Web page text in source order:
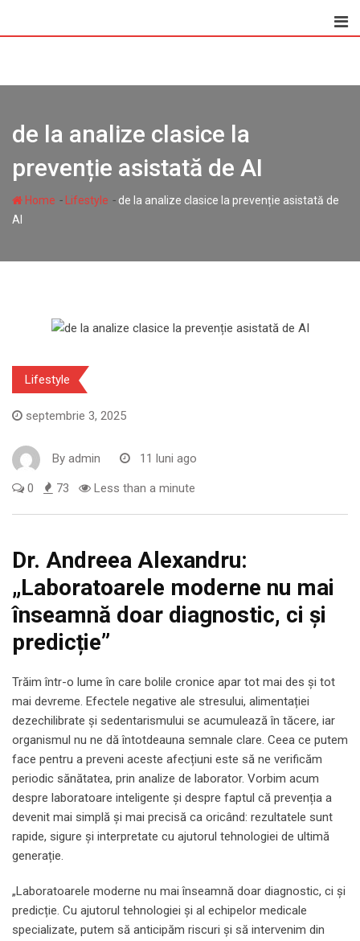
de la analize clasice la
prevenție asistată de AI
Home - Lifestyle - de la analize clasice la prevenție asistată de
AI
Lifestyle
septembrie 3, 2025
By admin 11 luni ago
0 73 Less than a minute
Dr. Andreea Alexandru:
„Laboratoarele moderne nu mai
înseamnă doar diagnostic, ci și
predicție”
Trăim într-o lume în care bolile cronice apar tot mai des și tot
mai devreme. Efectele negative ale stresului, alimentației
dezechilibrate și sedentarismului se acumulează în tăcere, iar
organismul nu ne dă întotdeauna semnale clare. Ceea ce putem
face pentru a preveni aceste afecțiuni este să ne verificăm
periodic sănătatea, prin analize de laborator. Vorbim acum
despre laboratoare inteligente și despre faptul că prevenția a
devenit mai simplă și mai precisă ca oricând: rezultatele sunt
rapide, sigure și interpretate cu ajutorul tehnologiei de ultimă
generație.
„Laboratoarele moderne nu mai înseamnă doar diagnostic, ci și
predicție. Cu ajutorul tehnologiei și al echipelor medicale
specializate, putem să anticipăm riscuri și să intervenim din